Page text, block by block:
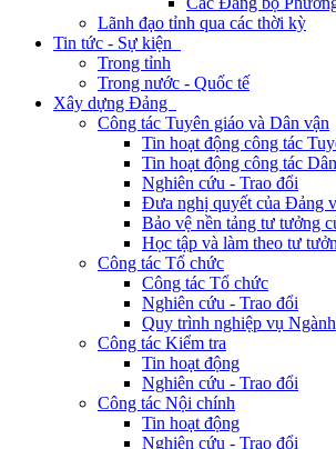
Lãnh đạo tỉnh qua các thời kỳ
Tin tức - Sự kiện
Trong tỉnh
Trong nước - Quốc tế
Xây dựng Đảng
Công tác Tuyên giáo và Dân vận
Tin hoạt động công tác
Tin hoạt động công tác
Nghiên cứu - Trao đổi
Đưa nghị quyết của Đảng
Bảo vệ nền tảng tư tưởng
Học tập và làm theo tư
Công tác Tổ chức
Công tác Tổ chức
Nghiên cứu - Trao đổi
Quy trình nghiệp vụ
Công tác Kiểm tra
Tin hoạt động
Nghiên cứu - Trao đổi
Công tác Nội chính
Tin hoạt động
Nghiên cứu - Trao đổi